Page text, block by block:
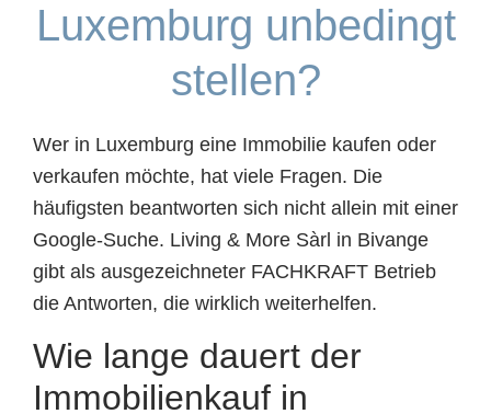
Luxemburg unbedingt
stellen?
Wer in Luxemburg eine Immobilie kaufen oder
verkaufen möchte, hat viele Fragen. Die
häufigsten beantworten sich nicht allein mit einer
Google-Suche. Living & More Sàrl in Bivange
gibt als ausgezeichneter FACHKRAFT Betrieb
die Antworten, die wirklich weiterhelfen.
Wie lange dauert der
Immobilienkauf in